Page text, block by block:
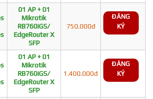
01 AP + 01
Mikrotik
RB760iGS/
EdgeRouter X
SFP
750.000đ
ĐĂNG
KÝ
01 AP + 01
Mikrotik
RB760iGS/
EdgeRouter X
SFP
1.400.000đ
ĐĂNG
KÝ